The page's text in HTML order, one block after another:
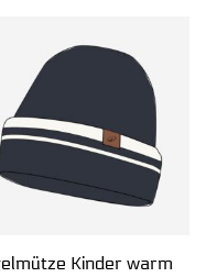
Kinder warm